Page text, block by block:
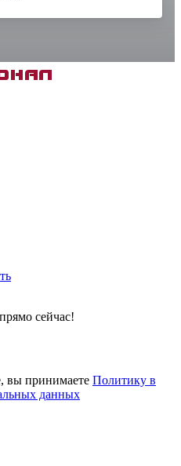
сейчас!
вы принимаете Политику в
данных